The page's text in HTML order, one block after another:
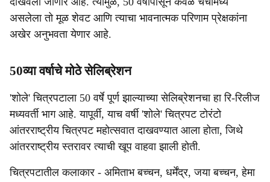
असलेला तो मूळ शेवट आणि त्याचा भावनात्मक परिणाम प्रेक्षकांना
अखेर अनुभवता येणार आहे.
50व्या वर्षाचे मोठे सेलिब्रेशन
'शोले' चित्रपटाला 50 वर्षे पूर्ण झाल्याच्या सेलिब्रेशनचा हा रि-रिलीज
मध्यवर्ती भाग आहे. यापूर्वी, याच वर्षी 'शोले' चित्रपट टोरंटो
आंतरराष्ट्रीय चित्रपट महोत्सवात दाखवण्यात आला होता, जिथे
आंतरराष्ट्रीय स्तरावर त्याची खूप वाहवा झाली होती.
चित्रपटातील कलाकार - अमिताभ बच्चन, धर्मेंद्र, जया बच्चन, हेमा